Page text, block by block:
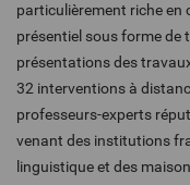
particulièrement riche en
présentiel sous forme de
présentations des
32 interventions à
professeurs-experts
venant des institutions
linguistique et des